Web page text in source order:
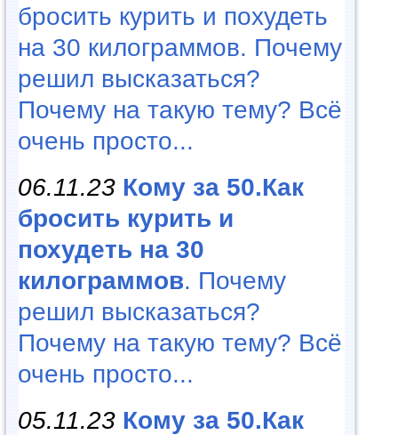
бросить курить и похудеть
на 30 килограммов. Почему
решил высказаться?
Почему на такую тему? Всё
очень просто...
06.11.23 Кому за 50.Как
бросить курить и
похудеть на 30
килограммов. Почему
решил высказаться?
Почему на такую тему? Всё
очень просто...
05.11.23 Кому за 50.Как